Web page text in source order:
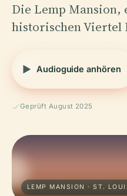
Die Lemp Mansion,
historischen Viertel
Audioguide anhören
Geprüft August 2025
LEMP MANSION · ST.